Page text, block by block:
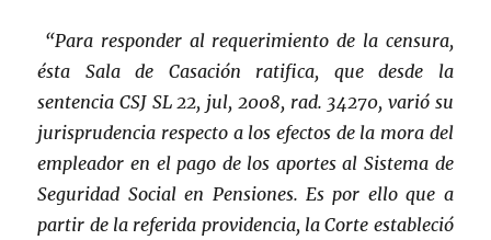
“Para responder al requerimiento de la censura,
ésta Sala de Casación ratifica, que desde la
sentencia CSJ SL 22, jul, 2008, rad. 34270, varió su
jurisprudencia respecto a los efectos de la mora del
empleador en el pago de los aportes al Sistema de
Seguridad Social en Pensiones. Es por ello que a
partir de la referida providencia, la Corte estableció